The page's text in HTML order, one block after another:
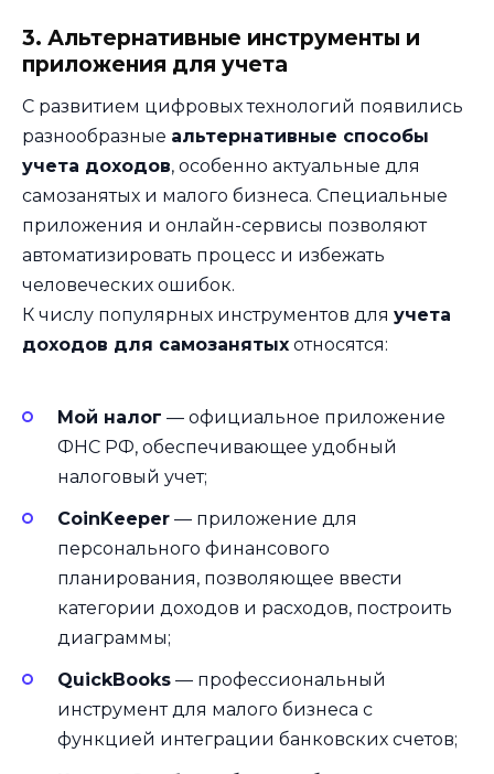
3. Альтернативные инструменты и
приложения для учета
С развитием цифровых технологий появились
разнообразные альтернативные способы
учета доходов, особенно актуальные для
самозанятых и малого бизнеса. Специальные
приложения и онлайн-сервисы позволяют
автоматизировать процесс и избежать
человеческих ошибок.
К числу популярных инструментов для учета
доходов для самозанятых относятся:
Мой налог — официальное приложение
ФНС РФ, обеспечивающее удобный
налоговый учет;
CoinKeeper — приложение для
персонального финансового
планирования, позволяющее ввести
категории доходов и расходов, построить
диаграммы;
QuickBooks — профессиональный
инструмент для малого бизнеса с
функцией интеграции банковских счетов;